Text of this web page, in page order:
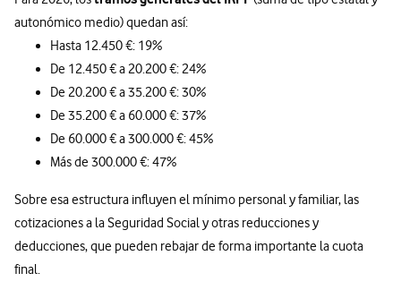
autonómico medio) quedan así:
Hasta 12.450 €: 19%
De 12.450 € a 20.200 €: 24%
De 20.200 € a 35.200 €: 30%
De 35.200 € a 60.000 €: 37%
De 60.000 € a 300.000 €: 45%
Más de 300.000 €: 47%
Sobre esa estructura influyen el mínimo personal y familiar, las
cotizaciones a la Seguridad Social y otras reducciones y
deducciones, que pueden rebajar de forma importante la cuota
final.